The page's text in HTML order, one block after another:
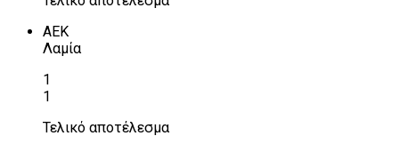
ΑΕΚ
Λαμία
1
1
Τελικό αποτέλεσμα